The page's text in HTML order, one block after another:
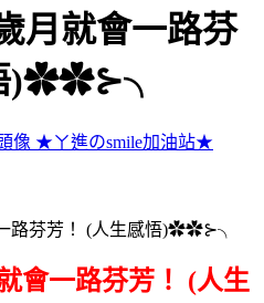
月就會一路芬
)✿✿⊱╮
★ㄚ進のsmile加油站★
會一路芬芳！ (人生